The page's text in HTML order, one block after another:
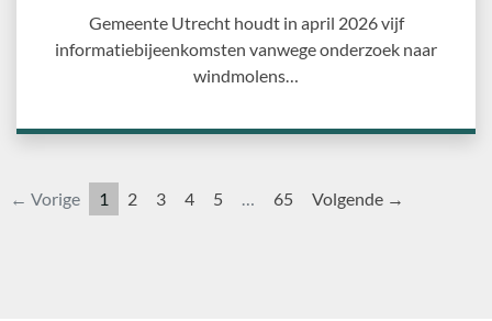
Gemeente Utrecht houdt in april 2026 vijf
informatiebijeenkomsten vanwege onderzoek naar
windmolens…
← Vorige 1 2 3 4 5 … 65 Volgende →